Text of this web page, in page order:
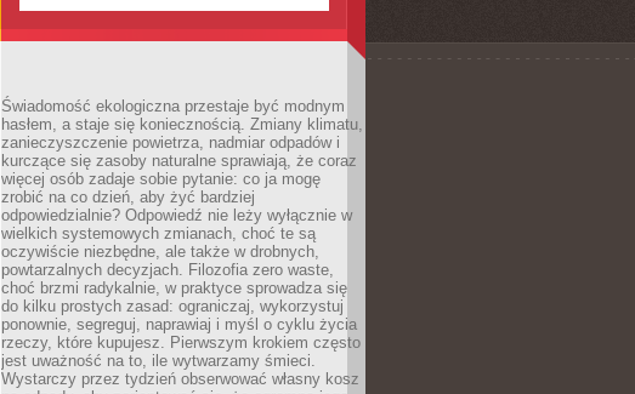
Świadomość ekologiczna przestaje być modnym
hasłem, a staje się koniecznością. Zmiany klimatu,
zanieczyszczenie powietrza, nadmiar odpadów i
kurczące się zasoby naturalne sprawiają, że coraz
więcej osób zadaje sobie pytanie: co ja mogę
zrobić na co dzień, aby żyć bardziej
odpowiedzialnie? Odpowiedź nie leży wyłącznie w
wielkich systemowych zmianach, choć te są
oczywiście niezbędne, ale także w drobnych,
powtarzalnych decyzjach. Filozofia zero waste,
choć brzmi radykalnie, w praktyce sprowadza się
do kilku prostych zasad: ograniczaj, wykorzystuj
ponownie, segreguj, naprawiaj i myśl o cyklu życia
rzeczy, które kupujesz. Pierwszym krokiem często
jest uważność na to, ile wytwarzamy śmieci.
Wystarczy przez tydzień obserwować własny kosz